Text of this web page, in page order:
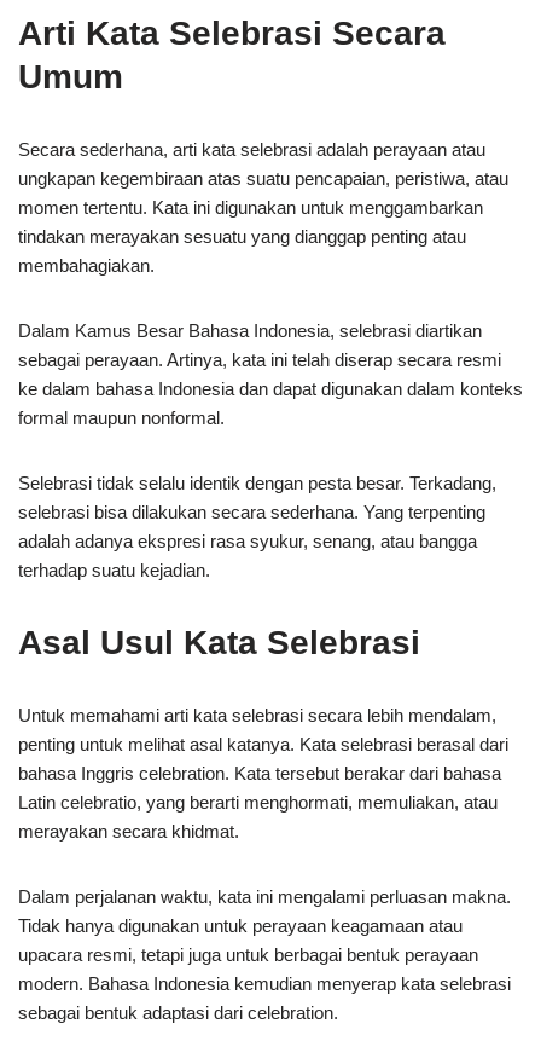
Arti Kata Selebrasi Secara
Umum
Secara sederhana, arti kata selebrasi adalah perayaan atau
ungkapan kegembiraan atas suatu pencapaian, peristiwa, atau
momen tertentu. Kata ini digunakan untuk menggambarkan
tindakan merayakan sesuatu yang dianggap penting atau
membahagiakan.
Dalam Kamus Besar Bahasa Indonesia, selebrasi diartikan
sebagai perayaan. Artinya, kata ini telah diserap secara resmi
ke dalam bahasa Indonesia dan dapat digunakan dalam konteks
formal maupun nonformal.
Selebrasi tidak selalu identik dengan pesta besar. Terkadang,
selebrasi bisa dilakukan secara sederhana. Yang terpenting
adalah adanya ekspresi rasa syukur, senang, atau bangga
terhadap suatu kejadian.
Asal Usul Kata Selebrasi
Untuk memahami arti kata selebrasi secara lebih mendalam,
penting untuk melihat asal katanya. Kata selebrasi berasal dari
bahasa Inggris celebration. Kata tersebut berakar dari bahasa
Latin celebratio, yang berarti menghormati, memuliakan, atau
merayakan secara khidmat.
Dalam perjalanan waktu, kata ini mengalami perluasan makna.
Tidak hanya digunakan untuk perayaan keagamaan atau
upacara resmi, tetapi juga untuk berbagai bentuk perayaan
modern. Bahasa Indonesia kemudian menyerap kata selebrasi
sebagai bentuk adaptasi dari celebration.